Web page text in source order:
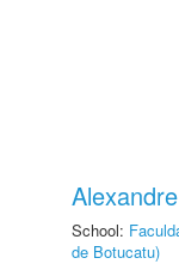
School:
de Botucatu)